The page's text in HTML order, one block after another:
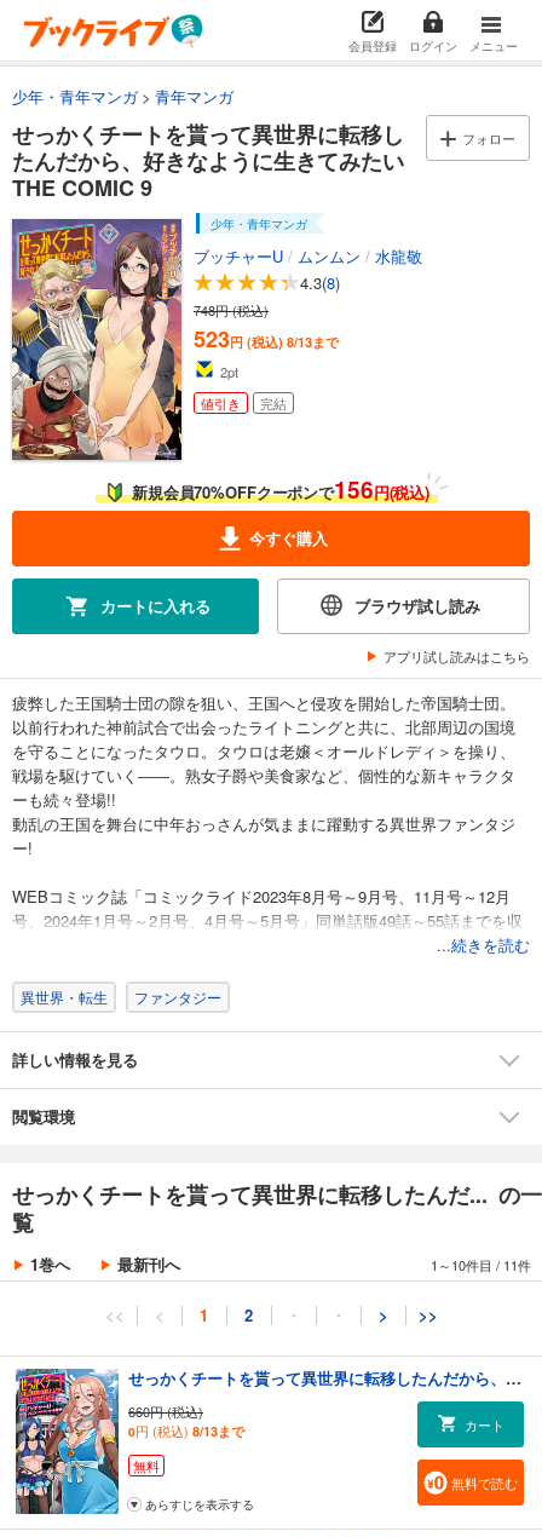
会員登録 ログイン メニュー
少年・青年マンガ 青年マンガ
せっかくチートを貰って異世界に転移し
たんだから、好きなように生きてみたい
THE COMIC 9
フォロー
少年・青年マンガ
ブッチャーU / ムンムン / 水龍敬
4.3(8)
748円 (税込)
523円 (税込) 8/13まで
2pt
値引き
完結
新規会員70%OFFクーポンで156円(税込)
今すぐ購入
カートに入れる ブラウザ試し読み
アプリ試し読みはこちら
疲弊した王国騎士団の隙を狙い、王国へと侵攻を開始した帝国騎士団。
以前行われた神前試合で出会ったライトニングと共に、北部周辺の国境
を守ることになったタウロ。タウロは老嬢＜オールドレディ＞を操り、
戦場を駆けていく――。熟女子爵や美食家など、個性的な新キャラクタ
ーも続々登場!!
動乱の王国を舞台に中年おっさんが気ままに躍動する異世界ファンタジ
ー!
WEBコミック誌「コミックライド2023年8月号～9月号、11月号～12月
号、2024年1月号～2月号、4月号～5月号」同単話版49話～55話までを収
...続きを読む
異世界・転生 ファンタジー
詳しい情報を見る
閲覧環境
せっかくチートを貰って異世界に転移したんだ... の一
覧
1巻へ 最新刊へ 1～10件目 / 11件
<< < 1 2 ・ ・ > >>
せっかくチートを貰って異世界に転移したんだから、好きなように生きてみたい THE COMIC 1
660円 (税込)
0円 (税込) 8/13まで
無料
カート
無料で読む
あらすじを表示する